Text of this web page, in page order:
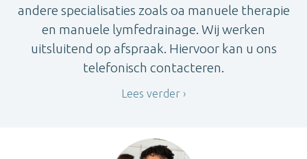
andere specialisaties zoals oa manuele therapie
en manuele lymfedrainage. Wij werken
uitsluitend op afspraak. Hiervoor kan u ons
telefonisch contacteren.
Lees verder